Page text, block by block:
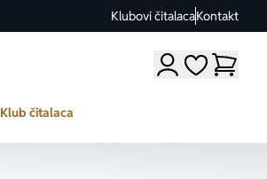
Klubovi čitalacaKontakt
Moji omiljeni
Klub čitalaca